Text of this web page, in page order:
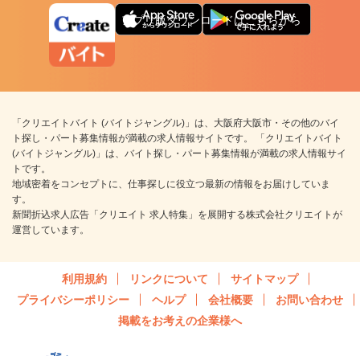
アプリ版ダウンロードはこちらから
「クリエイトバイト (バイトジャングル)」は、大阪府大阪市・その他のバイ
ト探し・パート募集情報が満載の求人情報サイトです。 「クリエイトバイト
(バイトジャングル)」は、バイト探し・パート募集情報が満載の求人情報サイ
トです。
地域密着をコンセプトに、仕事探しに役立つ最新の情報をお届けしていま
す。
新聞折込求人広告「クリエイト 求人特集」を展開する株式会社クリエイトが
運営しています。
利用規約 リンクについて
サイトマップ
プライバシーポリシー
ヘルプ 会社概要
お問い合わせ
掲載をお考えの企業様へ